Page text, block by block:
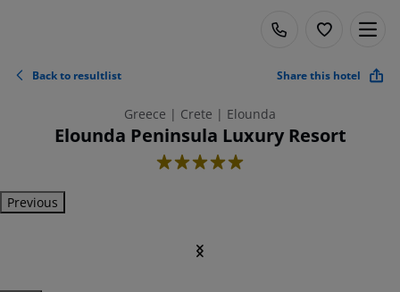
Back to resultlist Share this hotel
Greece | Crete | Elounda
Elounda Peninsula Luxury Resort
5
Previous